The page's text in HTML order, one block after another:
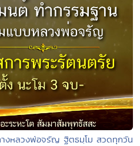
งหลวงพ่อจรัญ ฐิตธมฺโม สวดทุกวัน